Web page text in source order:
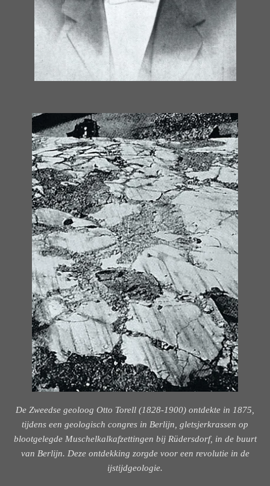
De Zweedse geoloog Otto Torell (1828-1900) ontdekte in 1875,
tijdens een geologisch congres in Berlijn, gletsjerkrassen op
blootgelegde Muschelkalkafzettingen bij Rüdersdorf, in de buurt
van Berlijn. Deze ontdekking zorgde voor een revolutie in de
ijstijdgeologie.